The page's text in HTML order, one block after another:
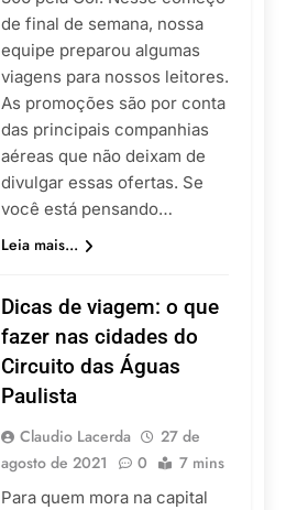
de final de semana, nossa
equipe preparou algumas
viagens para nossos leitores.
As promoções são por conta
das principais companhias
aéreas que não deixam de
divulgar essas ofertas. Se
você está pensando…
Leia mais...
Dicas de viagem: o que
fazer nas cidades do
Circuito das Águas
Paulista
Claudio Lacerda
27 de
agosto de 2021
0 7 mins
Para quem mora na capital